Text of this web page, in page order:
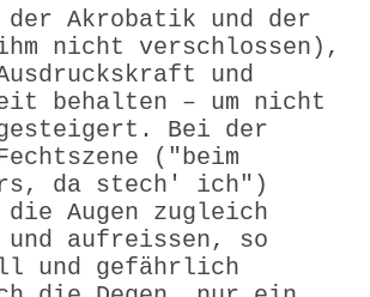
der Akrobatik und der
nicht verschlossen),
und
behalten – um nicht
Bei der
("beim
da stech' ich")
die Augen zugleich
und aufreissen, so
und gefährlich